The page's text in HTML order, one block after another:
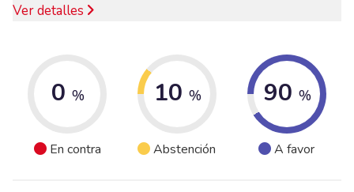
Ver detalles
0 %
En contra
10 %
Abstención
90 %
A favor